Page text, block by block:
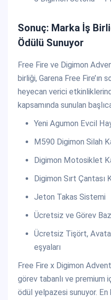
Sonuç: Marka İş
Ödülü Sunuyor
Free Fire ve Digimon
birliği, Garena Free Fire’ın
heyecan verici
kapsamında sunulan
Yeni Agumon Evcil
M590 Digimon Silah
Digimon Motosiklet
Digimon Sırt Çantası
Jeton Takas Sistemi
Ücretsiz ve Görev
Ücretsiz Tişört,
eşyaları
Free Fire x Digimon
görev tabanlı ve premium
ödül yelpazesi sunuyor. En